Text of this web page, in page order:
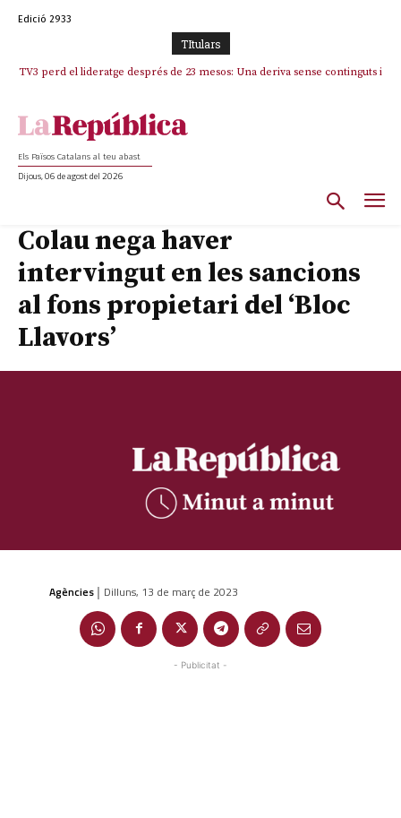
Edició 2933
TItulars
TV3 perd el lideratge després de 23 mesos: Una deriva sense continguts i
Indignació i denúncia contundent per un nou atac als drets lingüístics i a
Els Països Catalans al teu abast
Dijous, 06 de agost del 2026
Colau nega haver
intervingut en les sancions
al fons propietari del ‘Bloc
Llavors’
Agències | Dilluns, 13 de març de 2023
- Publicitat -